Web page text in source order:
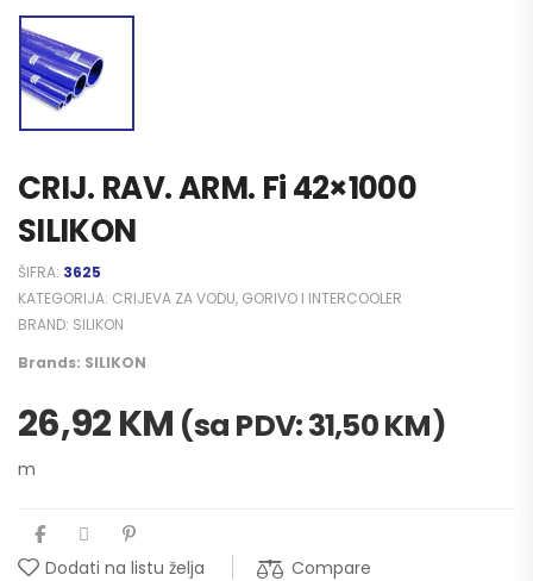
CRIJ. RAV. ARM. Fi 42×1000
SILIKON
ŠIFRA: 3625
KATEGORIJA: CRIJEVA ZA VODU, GORIVO I INTERCOOLER
BRAND: SILIKON
Brands: SILIKON
26,92KM (sa PDV:31,50KM)
m
Dodati na listu želja Compare